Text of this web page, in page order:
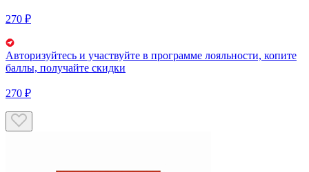
270 ₽
Авторизуйтесь и участвуйте в программе лояльности, копите
баллы, получайте скидки
270 ₽